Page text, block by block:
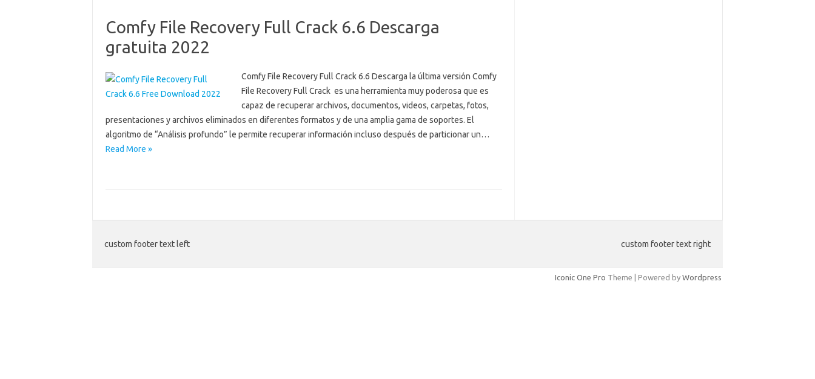
Comfy File Recovery Full Crack 6.6 Descarga
gratuita 2022
Comfy File Recovery Full Crack 6.6 Descarga la última versión Comfy
File Recovery Full Crack es una herramienta muy poderosa que es
capaz de recuperar archivos, documentos, videos, carpetas, fotos,
presentaciones y archivos eliminados en diferentes formatos y de una amplia gama de soportes. El
algoritmo de “Análisis profundo” le permite recuperar información incluso después de particionar un…
Read More »
custom footer text left custom footer text right
Iconic One Pro Theme | Powered by Wordpress